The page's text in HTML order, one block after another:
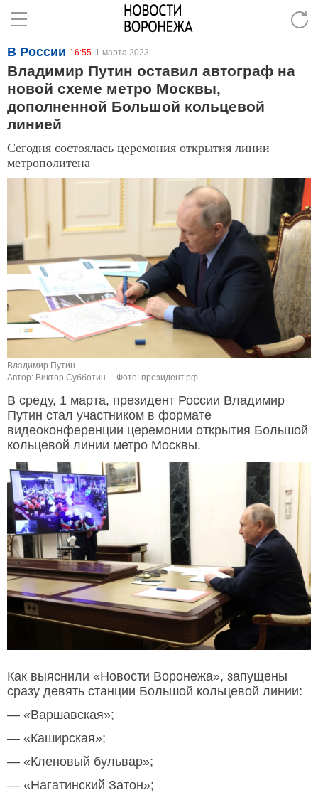
В России 16:55 1 марта 2023
Владимир Путин оставил автограф на
новой схеме метро Москвы,
дополненной Большой кольцевой
линией
Сегодня состоялась церемония открытия линии
метрополитена
Владимир Путин.
Автор: Виктор Субботин.
Фото: президент.рф.
В среду, 1 марта, президент России Владимир
Путин стал участником в формате
видеоконференции церемонии открытия Большой
кольцевой линии метро Москвы.
Как выяснили «Новости Воронежа», запущены
сразу девять станции Большой кольцевой линии:
— «Варшавская»;
— «Каширская»;
— «Кленовый бульвар»;
— «Нагатинский Затон»;